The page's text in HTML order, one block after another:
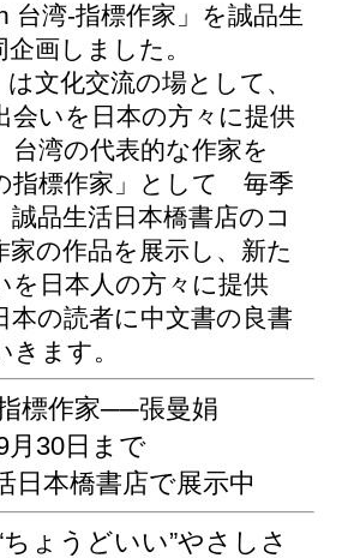
台湾-指標作家」を誠品生
画しました。
文化交流の場として、
会いを日本の方々に提供
台湾の代表的な作家を
指標作家」として 毎季
誠品生活日本橋書店のコ
家の作品を展示し、新た
を日本人の方々に提供
本の読者に中文書の良書
ます。
標作家──張曼娟
月30日まで
日本橋書店で展示中
ょうどいい”やさしさ